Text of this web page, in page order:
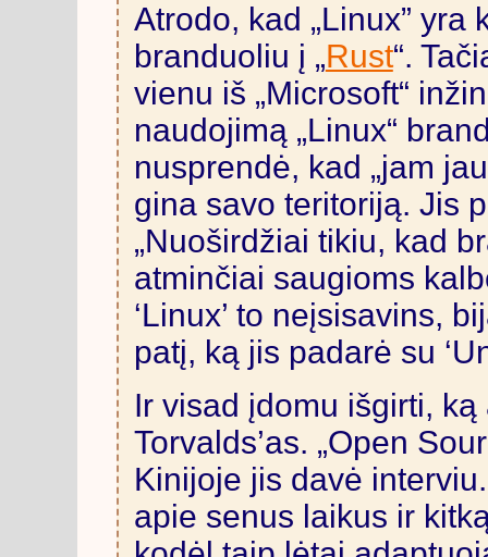
Atrodo, kad „Linux”
branduoliu į „Rust“.
vienu iš „Microsoft“
naudojimą „Linux“
nusprendė, kad „jam
gina savo teritoriją. Jis
„Nuoširdžiai tikiu, kad
atminčiai saugioms
‘Linux’ to neįsisavins,
patį, ką jis padarė su
Ir visad įdomu išgirti,
Torvalds’as. „Open
Kinijoje jis davė
apie senus laikus ir